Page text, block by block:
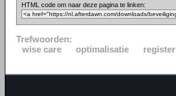
HTML code om naar deze pagina te linken:
Trefwoorden:
wise care
optimalisatie register